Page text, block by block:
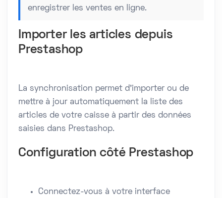
enregistrer les ventes en ligne.
Importer les articles depuis
Prestashop
La synchronisation permet d'importer ou de
mettre à jour automatiquement la liste des
articles de votre caisse à partir des données
saisies dans Prestashop.
Configuration côté Prestashop
Connectez-vous à votre interface